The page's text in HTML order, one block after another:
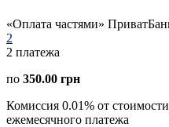
«Оплата частями»
2
2 платежа
по 350.00 грн
Комиссия 0.01% от
ежемесячного платежа